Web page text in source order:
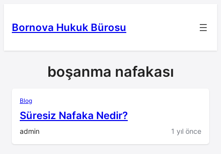
geçBornova Hukuk Bürosu
boşanma nafakası
Blog
Süresiz Nafaka Nedir?
admin 1 yıl önce